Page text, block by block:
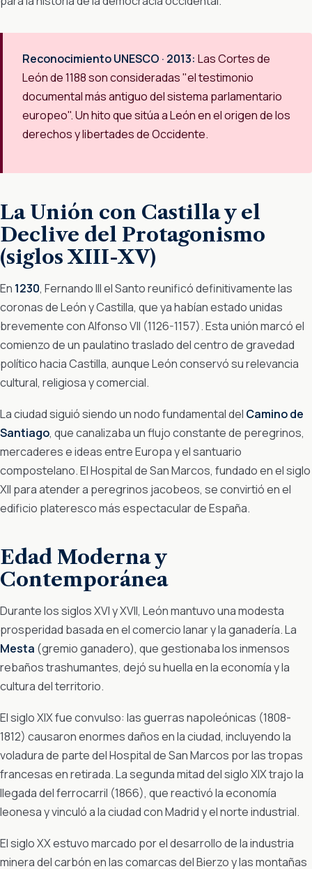
Reconocimiento UNESCO · 2013: Las Cortes de
León de 1188 son consideradas "el testimonio
documental más antiguo del sistema parlamentario
europeo". Un hito que sitúa a León en el origen de los
derechos y libertades de Occidente.
La Unión con Castilla y el
Declive del Protagonismo
(siglos XIII-XV)
En 1230, Fernando III el Santo reunificó definitivamente las
coronas de León y Castilla, que ya habían estado unidas
brevemente con Alfonso VII (1126-1157). Esta unión marcó el
comienzo de un paulatino traslado del centro de gravedad
político hacia Castilla, aunque León conservó su relevancia
cultural, religiosa y comercial.
La ciudad siguió siendo un nodo fundamental del Camino de
Santiago, que canalizaba un flujo constante de peregrinos,
mercaderes e ideas entre Europa y el santuario
compostelano. El Hospital de San Marcos, fundado en el siglo
XII para atender a peregrinos jacobeos, se convirtió en el
edificio plateresco más espectacular de España.
Edad Moderna y
Contemporánea
Durante los siglos XVI y XVII, León mantuvo una modesta
prosperidad basada en el comercio lanar y la ganadería. La
Mesta (gremio ganadero), que gestionaba los inmensos
rebaños trashumantes, dejó su huella en la economía y la
cultura del territorio.
El siglo XIX fue convulso: las guerras napoleónicas (1808-
1812) causaron enormes daños en la ciudad, incluyendo la
voladura de parte del Hospital de San Marcos por las tropas
francesas en retirada. La segunda mitad del siglo XIX trajo la
llegada del ferrocarril (1866), que reactivó la economía
leonesa y vinculó a la ciudad con Madrid y el norte industrial.
El siglo XX estuvo marcado por el desarrollo de la industria
minera del carbón en las comarcas del Bierzo y las montañas